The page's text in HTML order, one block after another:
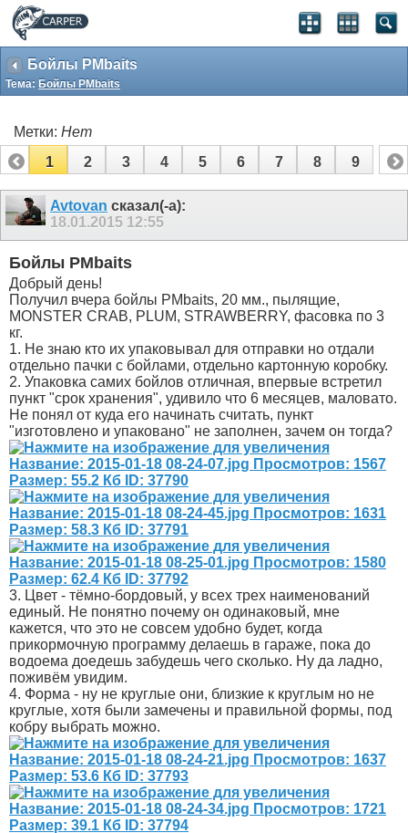
Бойлы PMbaits
Тема: Бойлы PMbaits
Метки: Нет
1
2 3 4 5 6 7 8 9
Avtovan сказал(-а):
18.01.2015 12:55
Бойлы PMbaits
Добрый день!
Получил вчера бойлы PMbaits, 20 мм., пылящие,
MONSTER CRAB, PLUM, STRAWBERRY, фасовка по 3
кг.
1. Не знаю кто их упаковывал для отправки но отдали
отдельно пачки с бойлами, отдельно картонную коробку.
2. Упаковка самих бойлов отличная, впервые встретил
пункт "срок хранения", удивило что 6 месяцев, маловато.
Не понял от куда его начинать считать, пункт
"изготовлено и упаковано" не заполнен, зачем он тогда?
3. Цвет - тёмно-бордовый, у всех трех наименований
единый. Не понятно почему он одинаковый, мне
кажется, что это не совсем удобно будет, когда
прикормочную программу делаешь в гараже, пока до
водоема доедешь забудешь чего сколько. Ну да ладно,
поживём увидим.
4. Форма - ну не круглые они, близкие к круглым но не
круглые, хотя были замечены и правильной формы, под
кобру выбрать можно.